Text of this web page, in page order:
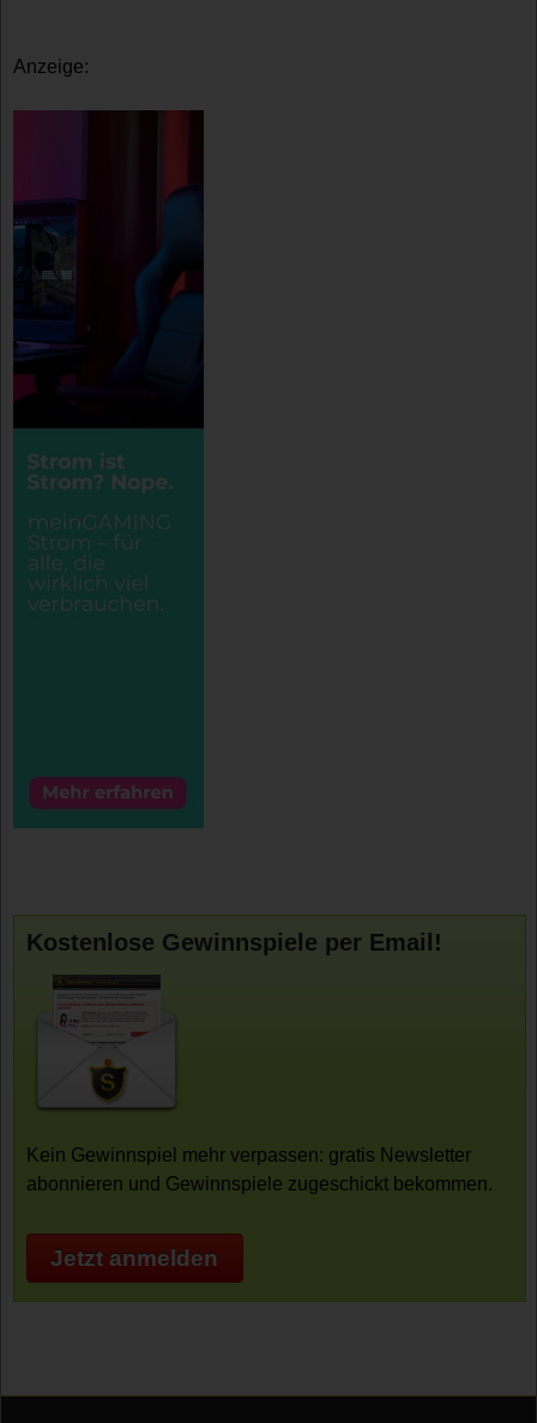
Anzeige:
Kostenlose Gewinnspiele per Email!
Kein Gewinnspiel mehr verpassen: gratis Newsletter
abonnieren und Gewinnspiele zugeschickt bekommen.
Jetzt anmelden